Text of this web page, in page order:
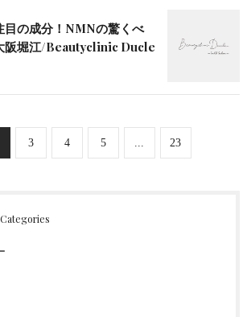
目の成分！NMNの驚くべ
阪堀江/Beautyclinic Ducle
3 4 5 ... 23
Categories